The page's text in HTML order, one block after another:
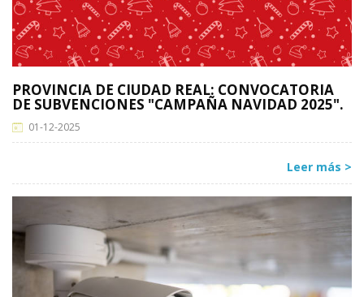
PROVINCIA DE CIUDAD REAL: CONVOCATORIA
DE SUBVENCIONES "CAMPAÑA NAVIDAD 2025".
01-12-2025
Leer más >